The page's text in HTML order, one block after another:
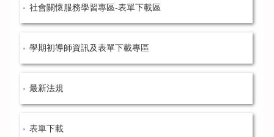
社會關懷服務學習專區-表單下載區
學期初導師資訊及表單下載專區
最新法規
表單下載